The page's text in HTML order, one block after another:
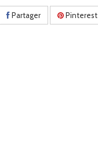
Partager Pinterest